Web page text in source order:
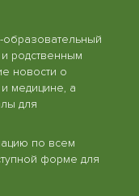
образовательный
родственным
новости о
медицине, а
для
по всем
форме для